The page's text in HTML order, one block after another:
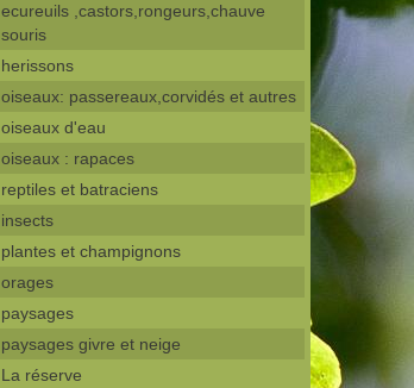
ecureuils ,castors,rongeurs,chauve
souris
herissons
oiseaux: passereaux,corvidés et autres
oiseaux d'eau
oiseaux : rapaces
reptiles et batraciens
insects
plantes et champignons
orages
paysages
paysages givre et neige
La réserve